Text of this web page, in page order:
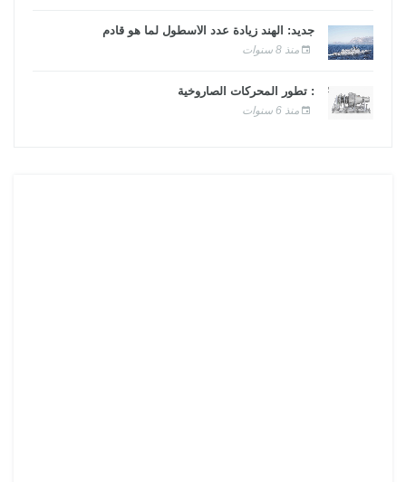
جديد: الهند زيادة عدد الأسطول لما هو قادم
منذ 8 سنوات
: تطور المحركات الصاروخية
منذ 6 سنوات